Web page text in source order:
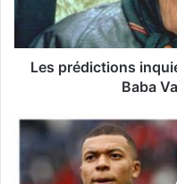
Les prédictions
Baba